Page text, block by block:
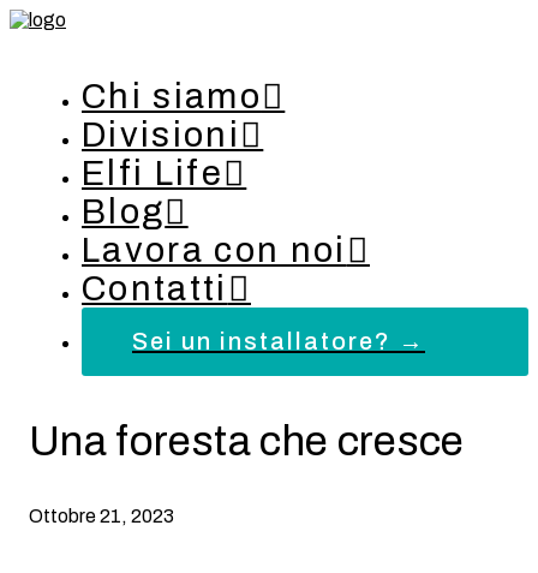
Chi siamo
Divisioni
Elfi Life
Blog
Lavora con noi
Contatti
Sei un installatore? →
Una foresta che cresce
Ottobre 21, 2023